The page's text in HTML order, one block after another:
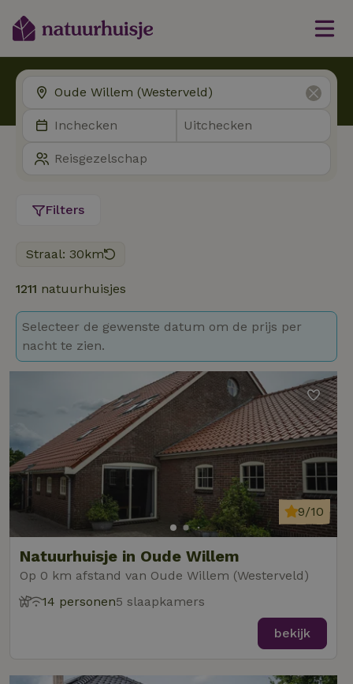
Filters
Straal: 30km
1211 natuurhuisjes
Selecteer de gewenste datum om de prijs per
nacht te zien.
Natuurhuisje in Oude Willem
Op 0 km afstand van Oude Willem (Westerveld)
9/10
14 personen5 slaapkamers
bekijk